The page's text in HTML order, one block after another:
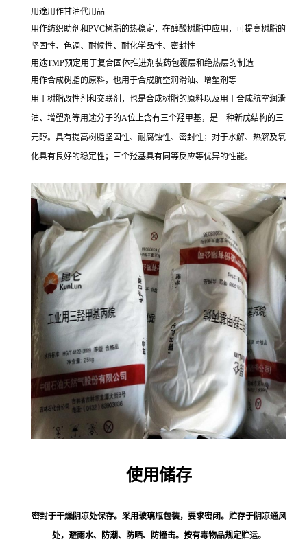
用途用作甘油代用品
用作纺织助剂和PVC树脂的热稳定，在醇酸树脂中应用，可提高树脂的
坚固性、色调、耐候性、耐化学品性、密封性
用途TMP预定用于复合固体推进剂装药包覆层和绝热层的制造
用作合成树脂的原料，也用于合成航空润滑油、增塑剂等
用于树脂改性剂和交联剂，也是合成树脂的原料以及用于合成航空润滑
油、增塑剂等用途分子的A位上含有三个羟甲基，是一种新戊结构的三
元醇。具有提高树脂坚固性、耐腐蚀性、密封性；对于水解、热解及氧
化具有良好的稳定性；三个羟基具有同等反应等优异的性能。
使用储存
密封于干燥阴凉处保存。采用玻璃瓶包装，要求密闭。贮存于阴凉通风
处，避雨水、防潮、防晒、防撞击。按有毒物品规定贮运。